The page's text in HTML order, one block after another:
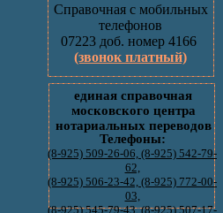
Телефоны:
(8-925) 509-26-06, (8-925) 542-79-
62,
(8-925) 506-23-42, (8-925) 772-00-
03,
(8-925) 545-79-43, (8-925) 507-17-
единая справочная
московского центра
нотариальных переводов
Справочная с мобильных
телефонов
07223 доб. номер 4166
(звонок платный)